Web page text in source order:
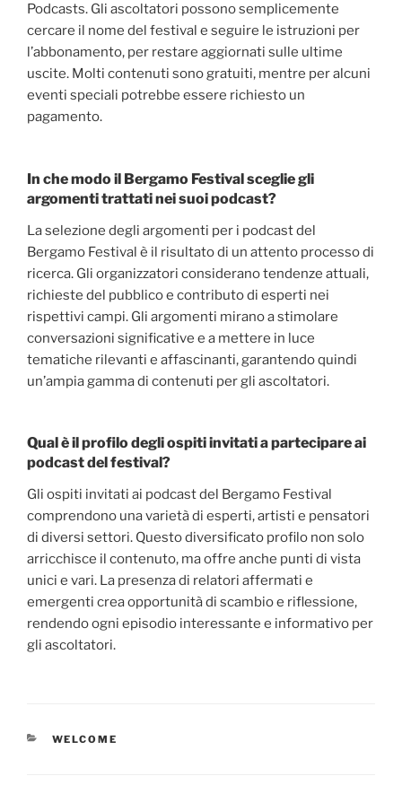
Podcasts. Gli ascoltatori possono semplicemente
cercare il nome del festival e seguire le istruzioni per
l’abbonamento, per restare aggiornati sulle ultime
uscite. Molti contenuti sono gratuiti, mentre per alcuni
eventi speciali potrebbe essere richiesto un
pagamento.
In che modo il Bergamo Festival sceglie gli
argomenti trattati nei suoi podcast?
La selezione degli argomenti per i podcast del
Bergamo Festival è il risultato di un attento processo di
ricerca. Gli organizzatori considerano tendenze attuali,
richieste del pubblico e contributo di esperti nei
rispettivi campi. Gli argomenti mirano a stimolare
conversazioni significative e a mettere in luce
tematiche rilevanti e affascinanti, garantendo quindi
un’ampia gamma di contenuti per gli ascoltatori.
Qual è il profilo degli ospiti invitati a partecipare ai
podcast del festival?
Gli ospiti invitati ai podcast del Bergamo Festival
comprendono una varietà di esperti, artisti e pensatori
di diversi settori. Questo diversificato profilo non solo
arricchisce il contenuto, ma offre anche punti di vista
unici e vari. La presenza di relatori affermati e
emergenti crea opportunità di scambio e riflessione,
rendendo ogni episodio interessante e informativo per
gli ascoltatori.
CATEGORIES
WELCOME